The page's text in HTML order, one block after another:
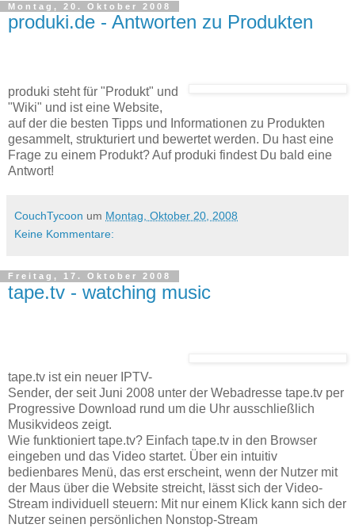
Montag, 20. Oktober 2008
produki.de - Antworten zu Produkten
produki steht für "Produkt" und
"Wiki" und ist eine Website,
auf der die besten Tipps und Informationen zu Produkten
gesammelt, strukturiert und bewertet werden. Du hast eine
Frage zu einem Produkt? Auf produki findest Du bald eine
Antwort!
CouchTycoon um Montag, Oktober 20, 2008
Keine Kommentare:
Freitag, 17. Oktober 2008
tape.tv - watching music
tape.tv ist ein neuer IPTV-
Sender, der seit Juni 2008 unter der Webadresse tape.tv per
Progressive Download rund um die Uhr ausschließlich
Musikvideos zeigt.
Wie funktioniert tape.tv? Einfach tape.tv in den Browser
eingeben und das Video startet. Über ein intuitiv
bedienbares Menü, das erst erscheint, wenn der Nutzer mit
der Maus über die Website streicht, lässt sich der Video-
Stream individuell steuern: Mit nur einem Klick kann sich der
Nutzer seinen persönlichen Nonstop-Stream